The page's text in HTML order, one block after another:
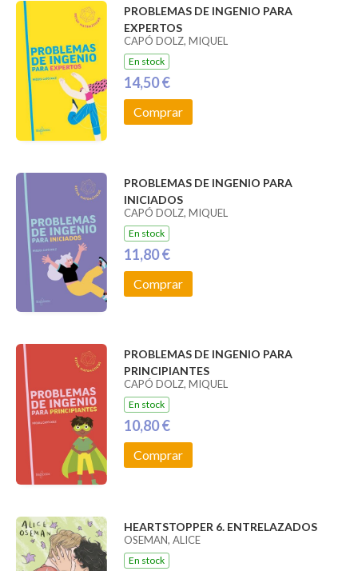
PROBLEMAS DE INGENIO PARA
EXPERTOS
CAPÓ DOLZ, MIQUEL
En stock
14,50 €
Comprar
PROBLEMAS DE INGENIO PARA
INICIADOS
CAPÓ DOLZ, MIQUEL
En stock
11,80 €
Comprar
PROBLEMAS DE INGENIO PARA
PRINCIPIANTES
CAPÓ DOLZ, MIQUEL
En stock
10,80 €
Comprar
HEARTSTOPPER 6. ENTRELAZADOS
OSEMAN, ALICE
En stock